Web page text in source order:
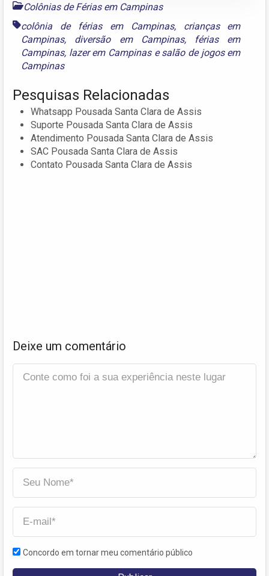
Colônias de Férias em Campinas
colônia de férias em Campinas, crianças em
Campinas, diversão em Campinas, férias em
Campinas, lazer em Campinasesalão de jogos em
Campinas
Pesquisas Relacionadas
Whatsapp Pousada Santa Clara de Assis
Suporte Pousada Santa Clara de Assis
Atendimento Pousada Santa Clara de Assis
SAC Pousada Santa Clara de Assis
Contato Pousada Santa Clara de Assis
Deixe um comentário
Concordo em tornar meu comentário público